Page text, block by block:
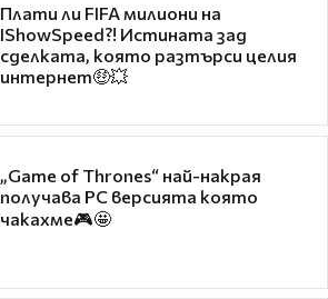
Плати ли FIFA милиони на
IShowSpeed?! Истината зад
сделката, която разтърси целия
интернет🤑💥
„Game of Thrones“ най-накрая
получава PC версията която
чакахме🎮🤩